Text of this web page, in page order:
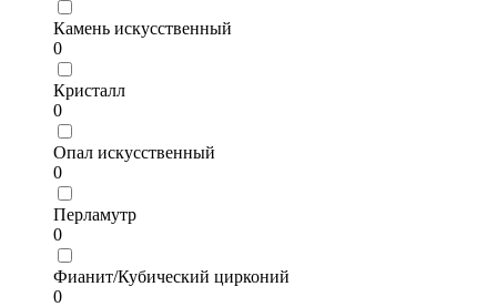
Камень искусственный
0
Кристалл
0
Опал искусственный
0
Перламутр
0
Фианит/Кубический цирконий
0